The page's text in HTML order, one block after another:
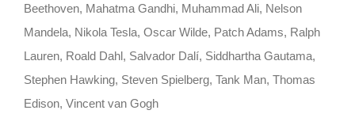
Beethoven, Mahatma Gandhi, Muhammad Ali, Nelson
Mandela, Nikola Tesla, Oscar Wilde, Patch Adams, Ralph
Lauren, Roald Dahl, Salvador Dalí, Siddhartha Gautama,
Stephen Hawking, Steven Spielberg, Tank Man, Thomas
Edison, Vincent van Gogh